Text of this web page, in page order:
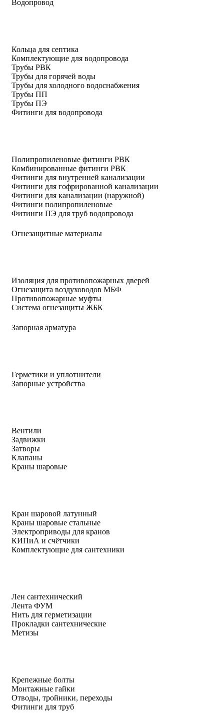
Водопровод
Кольца для септика
Комплектующие для водопровода
Трубы РВК
Трубы для горячей воды
Трубы для холодного водоснабжения
Трубы ПП
Трубы ПЭ
Фитинги для водопровода
Полипропиленовые фитинги РВК
Комбинированные фитинги РВК
Фитинги для внутренней канализации
Фитинги для гофрированной канализации
Фитинги для канализации (наружной)
Фитинги полипропиленовые
Фитинги ПЭ для труб водопровода
Огнезащитные материалы
Изоляция для противопожарных дверей
Огнезащита воздуховодов МБФ
Противопожарные муфты
Система огнезащиты ЖБК
Запорная арматура
Герметики и уплотнители
Запорные устройства
Вентили
Задвижки
Затворы
Клапаны
Краны шаровые
Кран шаровой латунный
Краны шаровые стальные
Электроприводы для кранов
КИПиА и счётчики
Комплектующие для сантехники
Лен сантехнический
Лента ФУМ
Нить для герметизации
Прокладки сантехнические
Метизы
Крепежные болты
Монтажные гайки
Отводы, тройники, переходы
Фитинги для труб